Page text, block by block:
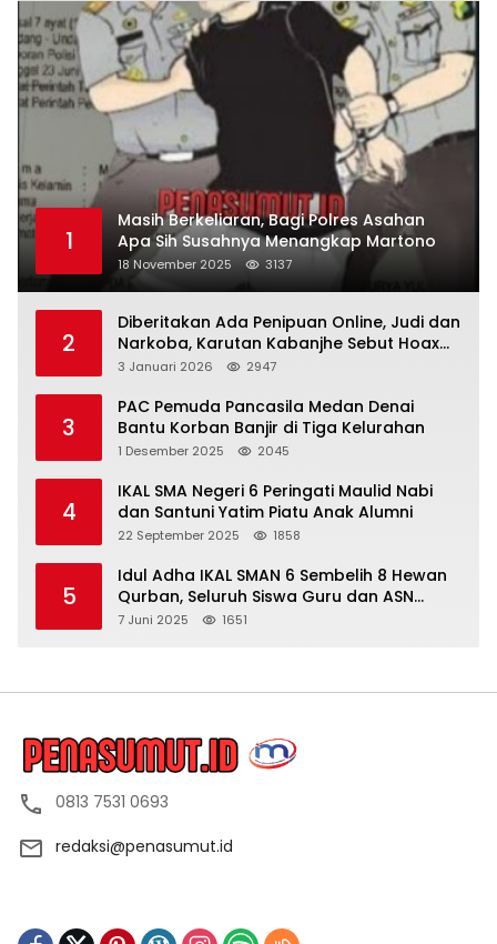
1
Masih Berkeliaran, Bagi Polres Asahan
Apa Sih Susahnya Menangkap Martono
18 November 2025 3137
2
Diberitakan Ada Penipuan Online, Judi dan
Narkoba, Karutan Kabanjhe Sebut Hoax
dan Berita Tak Beryanggungjawab
3 Januari 2026 2947
3
PAC Pemuda Pancasila Medan Denai
Bantu Korban Banjir di Tiga Kelurahan
1 Desember 2025 2045
4
IKAL SMA Negeri 6 Peringati Maulid Nabi
dan Santuni Yatim Piatu Anak Alumni
22 September 2025 1858
5
Idul Adha IKAL SMAN 6 Sembelih 8 Hewan
Qurban, Seluruh Siswa Guru dan ASN
Dapat Daging
7 Juni 2025 1651
0813 7531 0693
redaksi@penasumut.id